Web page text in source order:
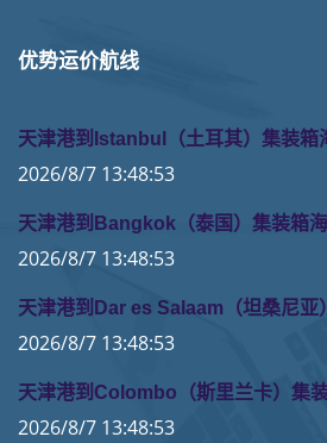
优势运价航线
天津港到Istanbul（土耳其）集装箱
2026/8/7 13:48:53
天津港到Bangkok（泰国）集装箱
2026/8/7 13:48:53
天津港到Dar es Salaam（坦桑尼亚
2026/8/7 13:48:53
天津港到Colombo（斯里兰卡）集
2026/8/7 13:48:53